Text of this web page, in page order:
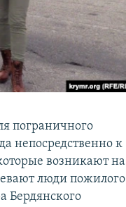
пограничного
непосредственно к
возникают на
люди пожилого
Бердянского